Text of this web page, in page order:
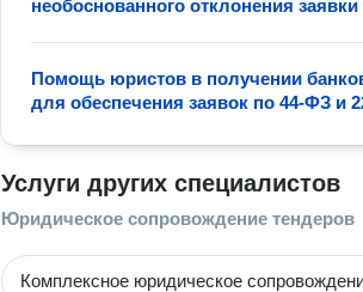
необоснованного отклонения заявки
Помощь юристов в получении
для обеспечения заявок по 44-ФЗ и
Услуги других специалистов
Юридическое сопровождение тендеров
Комплексное юридическое